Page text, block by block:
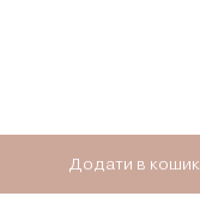
Додати в кошик